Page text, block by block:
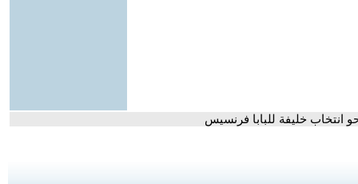
انتخاب خليفة للبابا فرنسيس